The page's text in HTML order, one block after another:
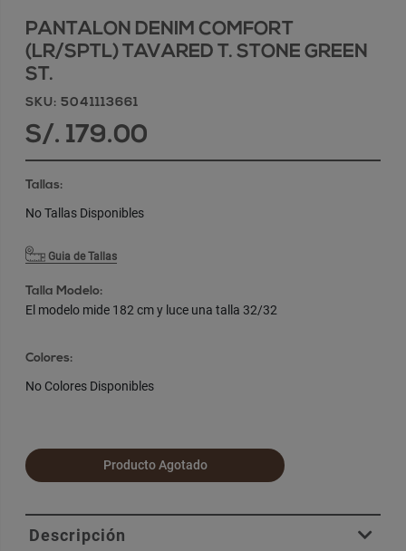
PANTALON DENIM COMFORT
(LR/SPTL) TAVARED T. STONE GREEN
ST.
SKU: 5041113661
S/. 179.00
Tallas:
No Tallas Disponibles
Guia de Tallas
Talla Modelo:
El modelo mide 182 cm y luce una talla 32/32
Colores:
No Colores Disponibles
Producto Agotado
Descripción